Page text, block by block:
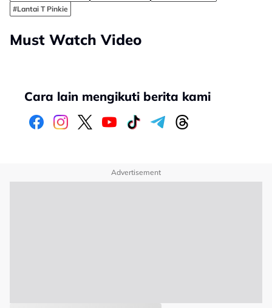
#Lantai T Pinkie
Must Watch Video
Cara lain mengikuti berita kami
Advertisement